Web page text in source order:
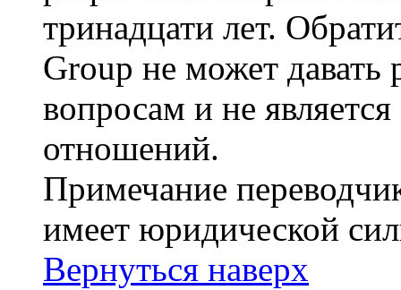
тринадцати лет.
Group не может
вопросам и не
отношений.
Примечание
имеет юридической
Вернуться наверх